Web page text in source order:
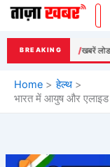
Skip
content
BREAKING खबरें लोड
Home
हेल्थ
भारत में आयुष और एलाइड